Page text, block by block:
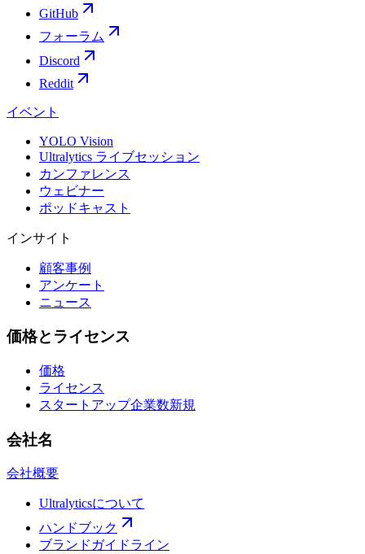
GitHub
フォーラム
Discord
Reddit
イベント
YOLO Vision
Ultralytics ライブセッション
カンファレンス
ウェビナー
ポッドキャスト
インサイト
顧客事例
アンケート
ニュース
価格とライセンス
価格
ライセンス
スタートアップ企業数新規
会社名
会社概要
Ultralyticsについて
ハンドブック
ブランドガイドライン